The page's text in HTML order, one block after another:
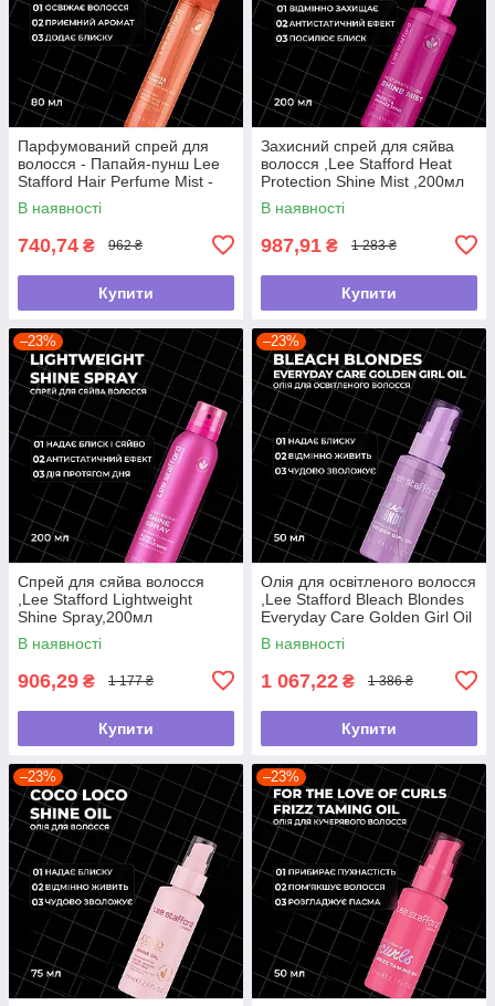
Парфумований спрей для
волосся - Папайя-пунш Lee
Stafford Hair Perfume Mist -
Papaya Punch, 80 мл
В наявності
740,74 ₴ 962 ₴
Купити
Захисний спрей для сяйва
волосся ,Lee Stafford Heat
Protection Shine Mist ,200мл
В наявності
987,91 ₴ 1 283 ₴
Купити
–23%
Спрей для сяйва волосся
,Lee Stafford Lightweight
Shine Spray,200мл
В наявності
906,29 ₴ 1 177 ₴
Купити
–23%
Олія для освітленого волосся
,Lee Stafford Bleach Blondes
Everyday Care Golden Girl Oil
,50мл
В наявності
1 067,22 ₴ 1 386 ₴
Купити
–23% –23%